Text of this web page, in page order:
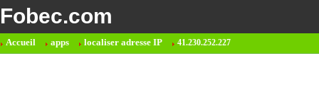
Fobec.com
Accueil apps localiser adresse IP 41.230.252.227